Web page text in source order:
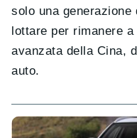
solo una
lottare per rimanere
avanzata della Cina,
auto.